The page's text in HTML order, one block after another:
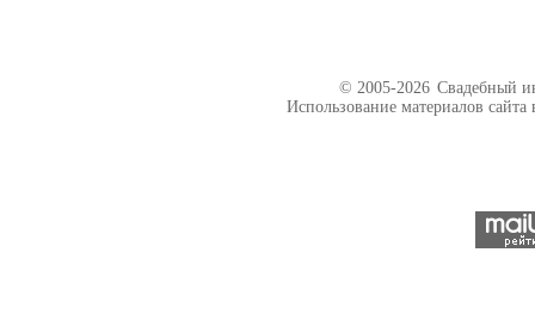
© 2005-2026 Свадебный
Использование материалов